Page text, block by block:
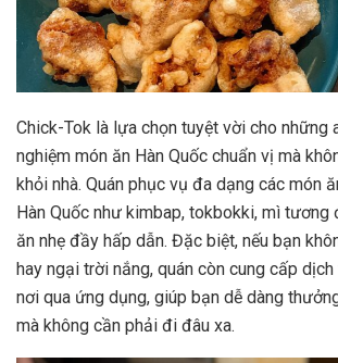
Chick-Tok là lựa chọn tuyệt vời cho những
nghiệm món ăn Hàn Quốc chuẩn vị mà
khỏi nhà. Quán phục vụ đa dạng các món
Hàn Quốc như kimbap, tokbokki, mì tương
ăn nhẹ đầy hấp dẫn. Đặc biệt, nếu bạn
hay ngại trời nắng, quán còn cung cấp
nơi qua ứng dụng, giúp bạn dễ dàng
mà không cần phải đi đâu xa.